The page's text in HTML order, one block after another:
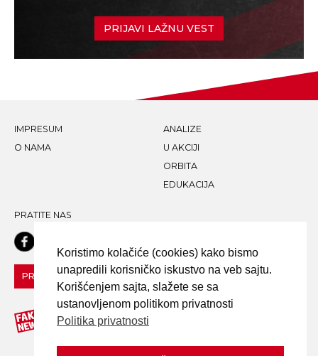
PRIJAVI LAŽNU VEST
IMPRESUM
O NAMA
ANALIZE
U AKCIJI
ORBITA
EDUKACIJA
PRATITE NAS
PRIJAVI LAŽNU VEST!
Koristimo kolačiće (cookies) kako bismo
unapredili korisničko iskustvo na veb sajtu.
Korišćenjem sajta, slažete se sa
ustanovljenom politikom privatnosti
Politika privatnosti